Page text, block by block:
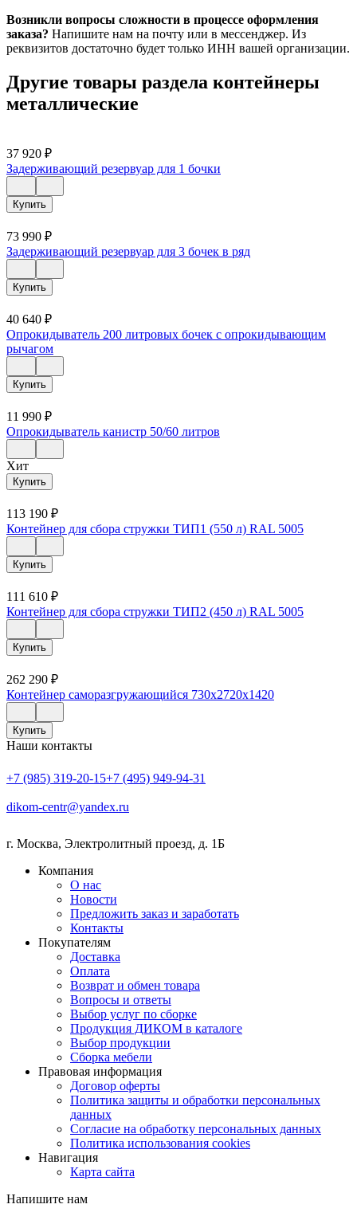
Возникли вопросы сложности в процессе оформления
заказа? Напишите нам на почту или в мессенджер. Из
реквизитов достаточно будет только ИНН вашей организации.
Другие товары раздела контейнеры
металлические
37 920 ₽
Задерживающий резервуар для 1 бочки
Купить
73 990 ₽
Задерживающий резервуар для 3 бочек в ряд
Купить
40 640 ₽
Опрокидыватель 200 литровых бочек с опрокидывающим
рычагом
Купить
11 990 ₽
Опрокидыватель канистр 50/60 литров
Хит
Купить
113 190 ₽
Контейнер для сбора стружки ТИП1 (550 л) RAL 5005
Купить
111 610 ₽
Контейнер для сбора стружки ТИП2 (450 л) RAL 5005
Купить
262 290 ₽
Контейнер саморазгружающийся 730х2720х1420
Купить
Наши контакты
+7 (985) 319-20-15+7 (495) 949-94-31
dikom-centr@yandex.ru
г. Москва, Электролитный проезд, д. 1Б
Компания
О нас
Новости
Предложить заказ и заработать
Контакты
Покупателям
Доставка
Оплата
Возврат и обмен товара
Вопросы и ответы
Выбор услуг по сборке
Продукция ДИКОМ в каталоге
Выбор продукции
Сборка мебели
Правовая информация
Договор оферты
Политика защиты и обработки персональных
данных
Согласие на обработку персональных данных
Политика использования cookies
Навигация
Карта сайта
Напишите нам